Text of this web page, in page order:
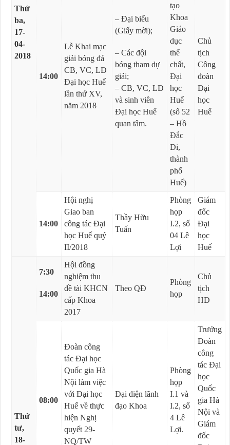
Thứ
ba,
17-
04-
2018
14:00
Lễ Khai mạc
giải bóng đá
CB, VC, LĐ
Đại học Huế
lần thứ XV,
năm 2018
– Đại biểu
(Giấy mời);
– Các đội
bóng tham dự
giải;
– CB, VC, LĐ
và sinh viên
Đại học Huế
quan tâm.
tạo
Khoa
Giáo
dục
thể
chất,
Đại
học
Huế
(số 52
– Hồ
Đắc
Di,
thành
phố
Huế)
Chủ
tịch
Công
đoàn
Đại
học
Huế
14:00
Hội nghị
Giao ban
công tác Đại
học Huế quý
II/2018
Thầy Hữu
Tuấn
Phòng
họp
I.2, số
04 Lê
Lợi
Giám
đốc
Đại
học
Huế
Thứ
tư,
18-
7:30
14:00
Hội đồng
nghiệm thu
đề tài KHCN
cấp Khoa
2017
Theo QĐ
Phòng
họp
Chủ
tịch
HĐ
08:00
Đoàn công
tác Đại học
Quốc gia Hà
Nội làm việc
với Đại học
Huế về thực
hiện Nghị
quyết 29-
NQ/TW
Đại diện lãnh
đạo Khoa
Phòng
họp
I.1 và
I.2, số
4 Lê
Lợi.
Trưởng
Đoàn
công
tác Đại
học
Quốc
gia Hà
Nội và
Giám
đốc